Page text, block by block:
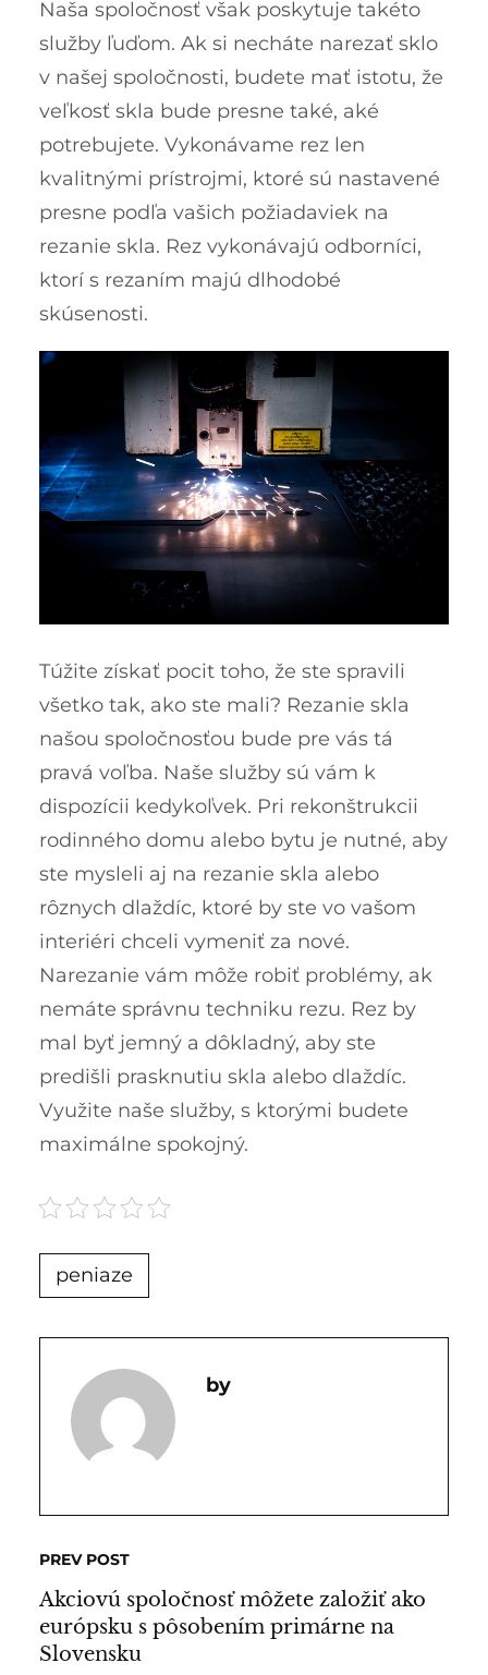
Naša spoločnosť však poskytuje takéto
služby ľuďom. Ak si necháte narezať sklo
v našej spoločnosti, budete mať istotu, že
veľkosť skla bude presne také, aké
potrebujete. Vykonávame rez len
kvalitnými prístrojmi, ktoré sú nastavené
presne podľa vašich požiadaviek na
rezanie skla. Rez vykonávajú odborníci,
ktorí s rezaním majú dlhodobé
skúsenosti.
Túžite získať pocit toho, že ste spravili
všetko tak, ako ste mali? Rezanie skla
našou spoločnosťou bude pre vás tá
pravá voľba. Naše služby sú vám k
dispozícii kedykoľvek. Pri rekonštrukcii
rodinného domu alebo bytu je nutné, aby
ste mysleli aj na rezanie skla alebo
rôznych dlaždíc, ktoré by ste vo vašom
interiéri chceli vymeniť za nové.
Narezanie vám môže robiť problémy, ak
nemáte správnu techniku rezu. Rez by
mal byť jemný a dôkladný, aby ste
predišli prasknutiu skla alebo dlaždíc.
Využite naše služby, s ktorými budete
maximálne spokojný.
peniaze
PREV POST
Akciovú spoločnosť môžete založiť ako
európsku s pôsobením primárne na
Slovensku